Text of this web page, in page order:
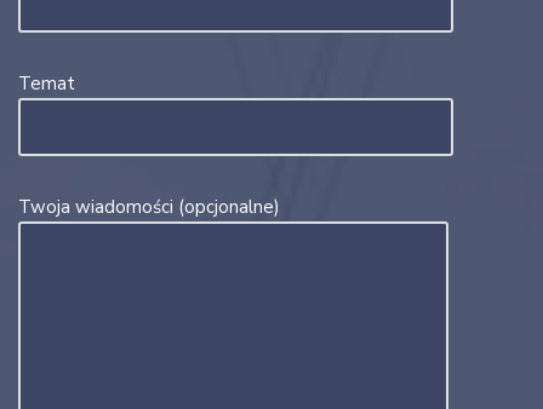
Temat
Twoja wiadomości (opcjonalne)